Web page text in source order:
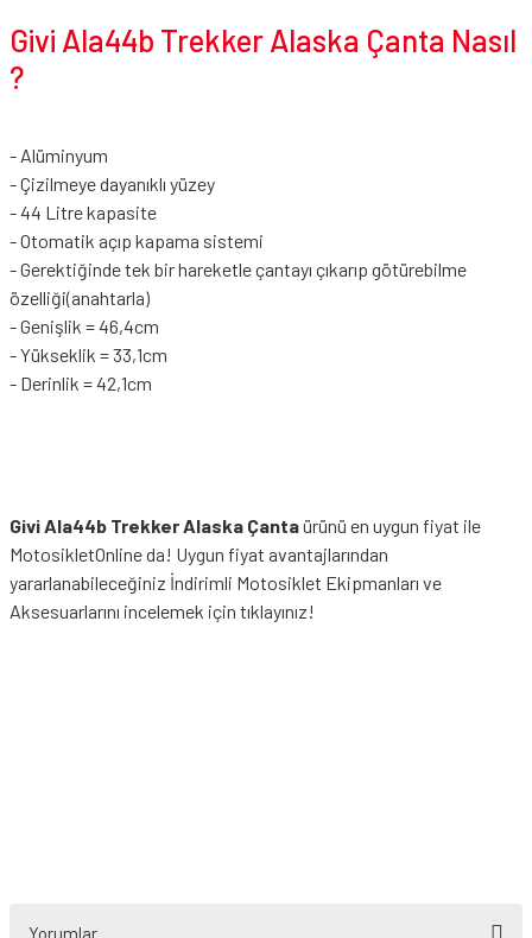
Givi Ala44b Trekker Alaska Çanta Nasıl
?
- Alüminyum
- Çizilmeye dayanıklı yüzey
- 44 Litre kapasite
- Otomatik açıp kapama sistemi
- Gerektiğinde tek bir hareketle çantayı çıkarıp götürebilme
özelliği(anahtarla)
- Genişlik = 46,4cm
- Yükseklik = 33,1cm
- Derinlik = 42,1cm
Givi Ala44b Trekker Alaska Çantaürünü en uygun fiyat ile
MotosikletOnline da! Uygun fiyat avantajlarından
yararlanabileceğiniz İndirimli Motosiklet Ekipmanları ve
Aksesuarlarını incelemek için tıklayınız!
Yorumlar